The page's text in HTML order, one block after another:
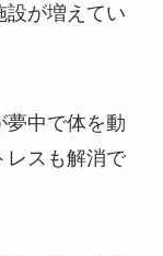
設が増えてい
夢中で体を動
レスも解消で